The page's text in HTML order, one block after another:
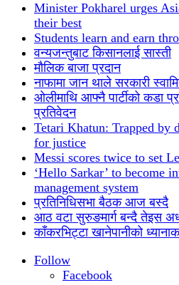
Minister Pokharel urges
their best
Students learn and earn
वन्यजन्तुबाट किसानलाई सास्ती
मौलिक बाजा प्रदान
नाफामा जान थाले सरकारी
ओलीमाथि आफ्नै पार्टीको कडा
प्रतिवेदन
Tetari Khatun: Trapped by
for justice
Messi scores twice to set
‘Hello Sarkar’ to become
management system
प्रतिनिधिसभा बैठक आज बस्दै
आठ वटा सुरुङमार्ग बन्दै तेइस
काँकरभिट्टा खानेपानीको
Follow
Facebook